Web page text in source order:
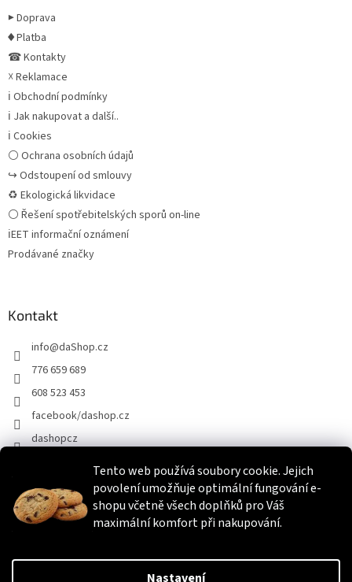
Tento web používá soubory cookie. Jejich
povolení umožňuje optimální fungování e-
shopu včetně všech doplňků pro Váš
maximální komfort při nakupování.
Nastavení
▶ Doprava
♦ Platba
☎ Kontakty
☓ Reklamace
ℹ Obchodní podmínky
ℹ Jak nakupovat a další..
ℹ Cookies
⚪ Ochrana osobních údajů
↪ Odstoupení od smlouvy
♻ Ekologická likvidace
⚪ Řešení spotřebitelských sporů on-line
ℹEET informační oznámení
Prodávané značky
Kontakt
info@daShop.cz
776 659 689
608 523 453
facebook/dashop.cz
dashopcz
Heureka.cz Zboží.cz Srovnáme.cz